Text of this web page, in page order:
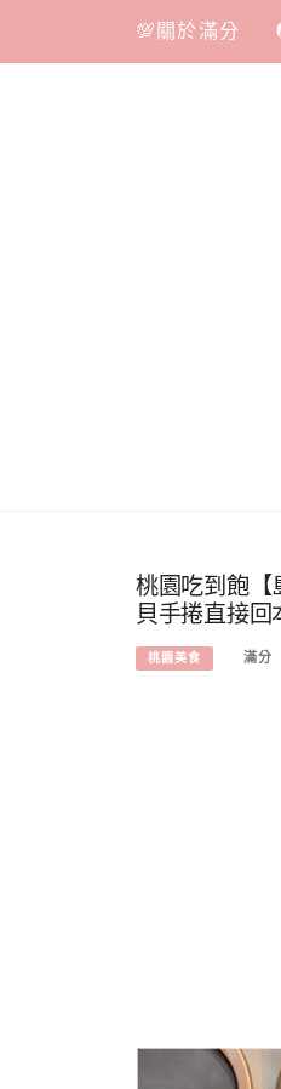
content
💯關於滿分
桃園吃到飽【
貝手捲直接回
桃園美食 滿分